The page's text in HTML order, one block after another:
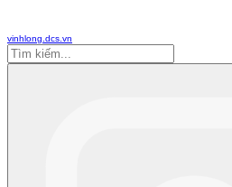
vinhlong.dcs.vn